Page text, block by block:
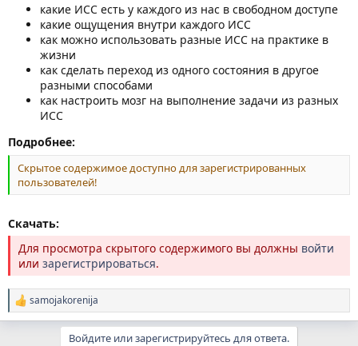
какие ИСС есть у каждого из нас в свободном доступе
какие ощущения внутри каждого ИСС
как можно использовать разные ИСС на практике в
жизни
как сделать переход из одного состояния в другое
разными способами
как настроить мозг на выполнение задачи из разных
ИСС
Подробнее:
Скрытое содержимое доступно для зарегистрированных
пользователей!
Скачать:
Для просмотра скрытого содержимого вы должны войти
или зарегистрироваться.
Р
е
samojakorenija
Войдите или зарегистрируйтесь для ответа.